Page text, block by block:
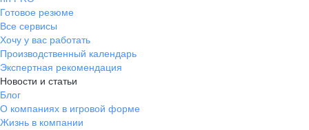
Готовое резюме
Все сервисы
Хочу у вас работать
Производственный календарь
Экспертная рекомендация
Новости и статьи
Блог
О компаниях в игровой форме
Жизнь в компании